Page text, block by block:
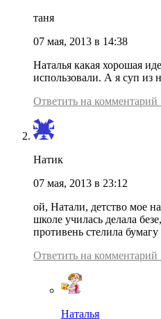
таня
07 мая, 2013 в 14:38
Наталья какая хорошая
использовали. А я суп из
Ответить на
Натик
07 мая, 2013 в 23:12
ой, Натали, детство мое
школе училась делала
противень стелила бумагу
Ответить на
Наталья